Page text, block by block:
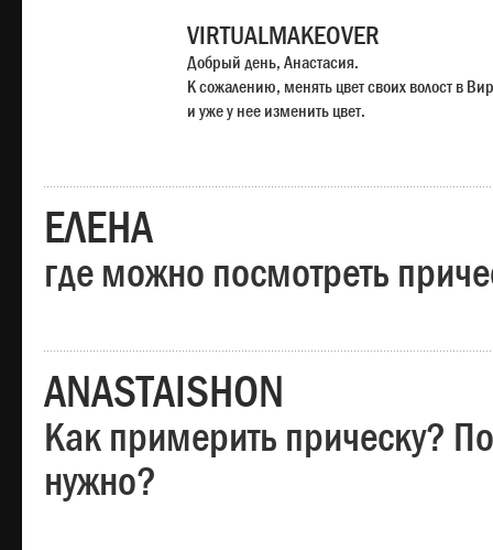
VIRTUALMAKEOVER
Добрый день, Анастасия.
К сожалению, менять цвет своих волост в
и уже у нее изменить цвет.
ЕЛЕНА
где можно посмотреть
ANASTAISHON
Как примерить прическу?
нужно?